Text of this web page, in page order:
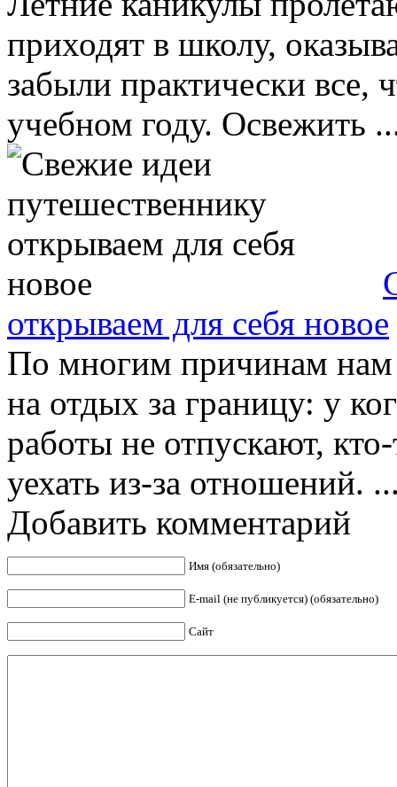
приходят в школу,
забыли практически
учебном году. Освежить
открываем для себя новое
По многим причинам нам
на отдых за границу: у
работы не отпускают,
уехать из-за отношений.
Добавить комментарий
Имя (обязательно)
E-mail (не публикуется) (обязательно)
Сайт